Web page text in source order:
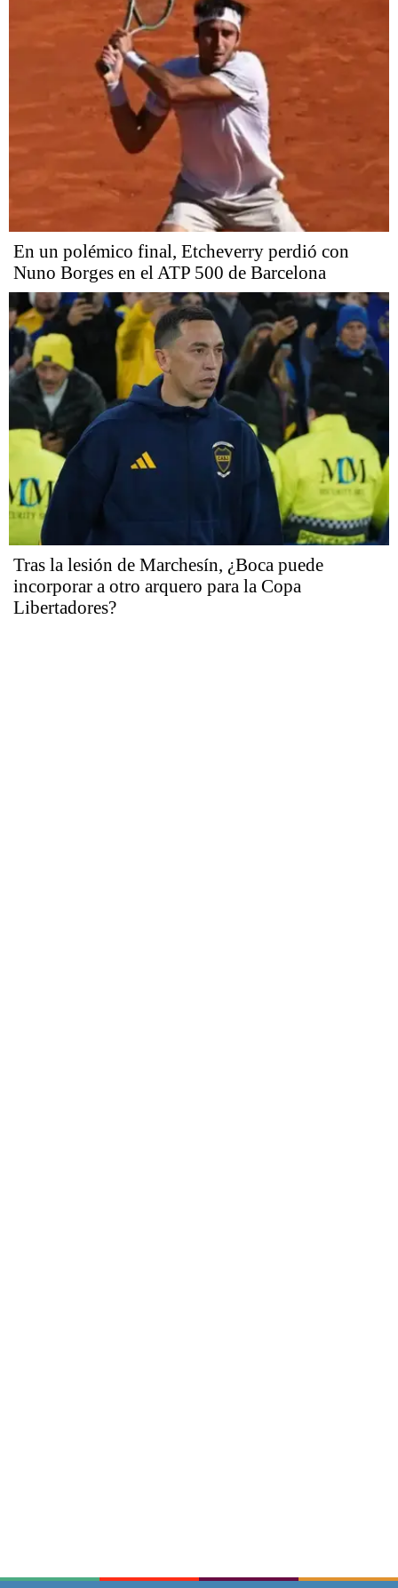
En un polémico final, Etcheverry perdió con
Nuno Borges en el ATP 500 de Barcelona
Tras la lesión de Marchesín, ¿Boca puede
incorporar a otro arquero para la Copa
Libertadores?